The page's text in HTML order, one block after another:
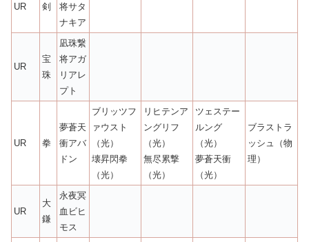
UR 剣
将サタ
ナキア
UR
宝
珠
凪珠繋
将アガ
リアレ
プト
UR 拳
夢蒼天
衝アバ
ドン
ブリッツフ
ァウスト
（光）
壊昇閃拳
（光）
リヒテンア
ングリフ
（光）
無尽累撃
（光）
ツェステー
ルング
（光）
夢蒼天衝
（光）
ブラストラ
ッシュ（物
理）
UR
大
鎌
永夜冥
血ビヒ
モス